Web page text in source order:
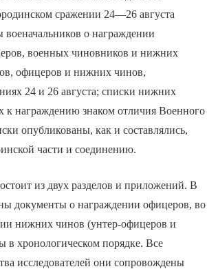
сражении 24—26 августа
военачальников о награждении
военных чиновников и нижних
офицеров и нижних чинов,
24 и 26 августа; списки нижних
к награждению знаком отличия Военного
опубликованы, как и составлялись,
части и соединению.
из двух разделов и приложений. В
документы о награждении офицеров, во
нижних чинов (унтер-офицеров и
в хронологическом порядке. Все
исследователей они сопровождены